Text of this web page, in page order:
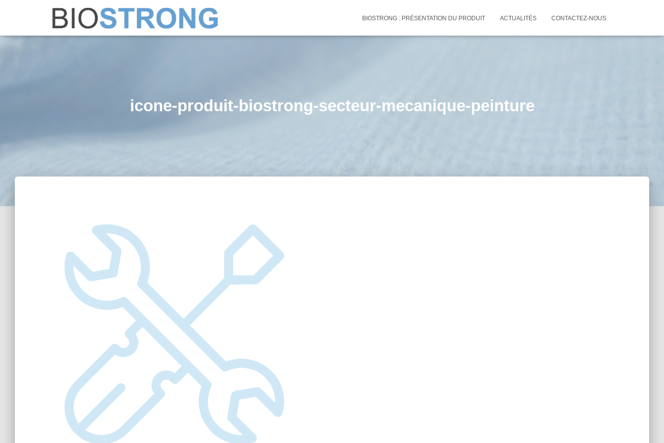
BIOSTRONG : PRÉSENTATION DU PRODUIT ACTUALITÉS CONTACTEZ-NOUS
icone-produit-biostrong-secteur-mecanique-peinture